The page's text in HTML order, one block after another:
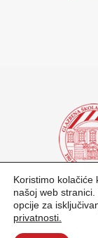
Koristimo kolačiće
našoj web
opcije za
privatnosti.